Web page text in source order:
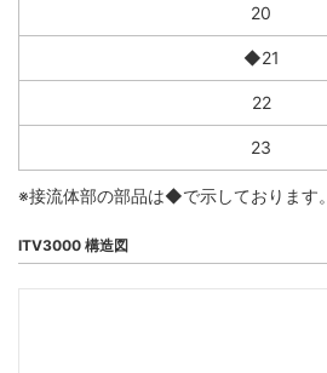
20
◆21
22
23
※接流体部の部品は◆で示しております。
ITV3000 構造図